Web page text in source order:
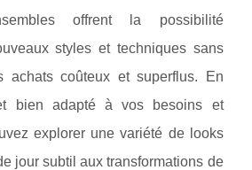
offrent la possibilité
styles et techniques sans
achats coûteux et superflus. En
bien adapté à vos besoins et
explorer une variété de looks
jour subtil aux transformations de